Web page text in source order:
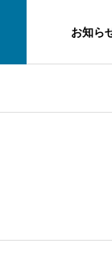
お知ら